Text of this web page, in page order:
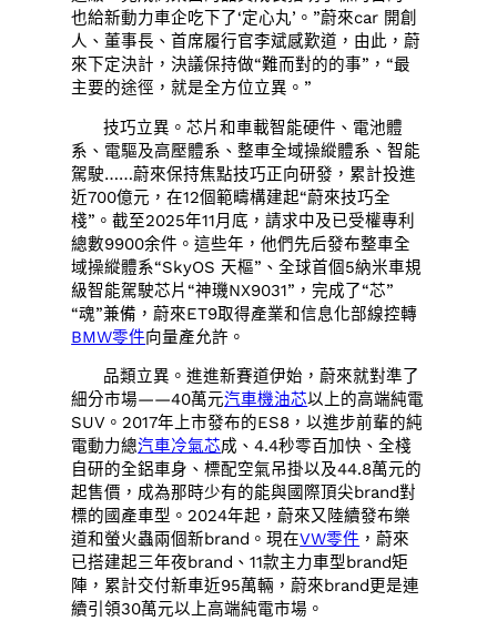
也給新動力車企吃下了‘定心丸’。”蔚來car 開創
人、董事長、首席履行官李斌感歎道，由此，蔚
來下定決計，決議保持做“難而對的的事”，“最
主要的途徑，就是全方位立異。”
技巧立異。芯片和車載智能硬件、電池體
系、電驅及高壓體系、整車全域操縱體系、智能
駕駛……蔚來保持焦點技巧正向研發，累計投進
近700億元，在12個範疇構建起“蔚來技巧全
棧”。截至2025年11月底，請求中及已受權專利
總數9900余件。這些年，他們先后發布整車全
域操縱體系“SkyOS 天樞”、全球首個5納米車規
級智能駕駛芯片“神璣NX9031”，完成了“芯”
“魂”兼備，蔚來ET9取得產業和信息化部線控轉
BMW零件向量產允許。
品類立異。進進新賽道伊始，蔚來就對準了
細分市場——40萬元汽車機油芯以上的高端純電
SUV。2017年上市發布的ES8，以進步前輩的純
電動力總汽車冷氣芯成、4.4秒零百加快、全棧
自研的全鋁車身、標配空氣吊掛以及44.8萬元的
起售價，成為那時少有的能與國際頂尖brand對
標的國產車型。2024年起，蔚來又陸續發布樂
道和螢火蟲兩個新brand。現在VW零件 ，蔚來
已搭建起三年夜brand、11款主力車型brand矩
陣，累計交付新車近95萬輛，蔚來brand更是連
續引領30萬元以上高端純電市場。